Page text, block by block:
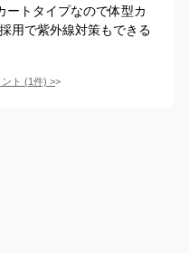
ートタイプなので体型カ
用で紫外線対策もできる
ト (1件) >